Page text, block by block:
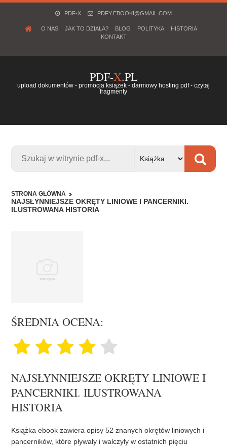
PDF-X PDFY.EBOOKI@GMAIL.COM
O NAS JAK TO DZIAŁA? BLOG POLITYKA
HISTORIA
KONTAKT
PDF-X.PL
upload dokumentów - promocja książek - darmowy hosting pdf - czytaj
fragmenty
STRONA GŁÓWNA
NAJSŁYNNIEJSZE OKRĘTY LINIOWE I PANCERNIKI.
ILUSTROWANA HISTORIA
ŚREDNIA OCENA:
NAJSŁYNNIEJSZE OKRĘTY LINIOWE I
PANCERNIKI. ILUSTROWANA
HISTORIA
Książka ebook zawiera opisy 52 znanych okrętów liniowych i
pancerników, które pływały i walczyły w ostatnich pięciu